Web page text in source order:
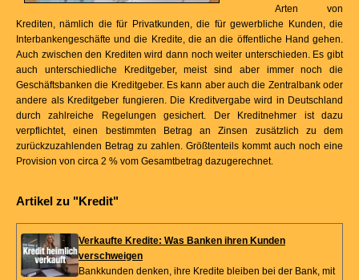
Arten von
Krediten, nämlich die für Privatkunden, die für gewerbliche Kunden, die
Interbankengeschäfte und die Kredite, die an die öffentliche Hand gehen.
Auch zwischen den Krediten wird dann noch weiter unterschieden. Es gibt
auch unterschiedliche Kreditgeber, meist sind aber immer noch die
Geschäftsbanken die Kreditgeber. Es kann aber auch die Zentralbank oder
andere als Kreditgeber fungieren. Die Kreditvergabe wird in Deutschland
durch zahlreiche Regelungen gesichert. Der Kreditnehmer ist dazu
verpflichtet, einen bestimmten Betrag an Zinsen zusätzlich zu dem
zurückzuzahlenden Betrag zu zahlen. Größtenteils kommt auch noch eine
Provision von circa 2 % vom Gesamtbetrag dazugerechnet.
Artikel zu "Kredit"
Verkaufte Kredite: Was Banken ihren Kunden
verschweigen
Bankkunden denken, ihre Kredite bleiben bei der Bank, mit